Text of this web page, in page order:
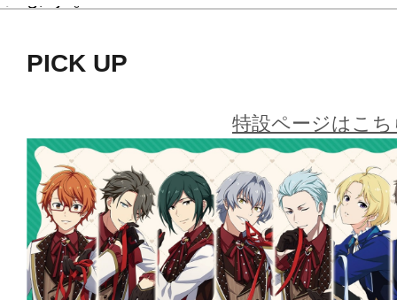
PICK UP
特設ページはこち